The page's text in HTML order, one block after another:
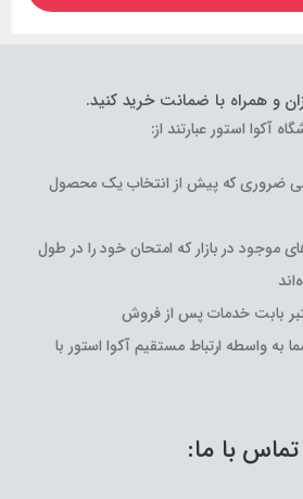
و همراه با ضمانت خرید کنید.
آکوا استور عبارتند از:
فنی ضروری که پیش از انتخاب یک محصول
موجود در بازار که امتحان خود را در طول
بابت خدمات پس از فروش
واسطه ارتباط مستقیم آکوا استور با
تماس با ما: